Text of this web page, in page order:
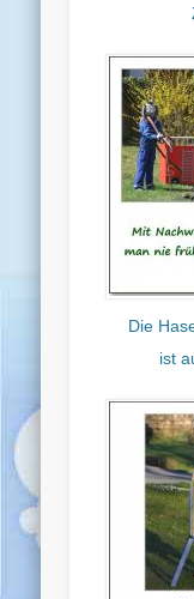
Die
ist